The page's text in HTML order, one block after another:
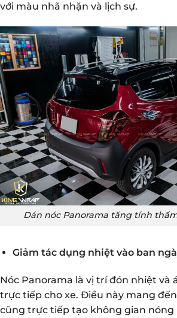
với màu nhã nhặn và lịch sự.
Dán nóc Panorama tăng tính
Giảm tác dụng nhiệt vào ban
Nóc Panorama là vị trí đón nhiệt và
trực tiếp cho xe. Điều này mang
cũng trực tiếp tạo không gian nóng